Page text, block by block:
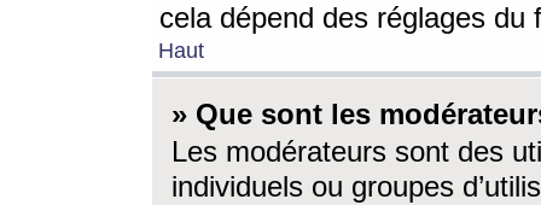
cela dépend des réglages du
Haut
» Que sont les
Les modérateurs sont des
individuels ou groupes